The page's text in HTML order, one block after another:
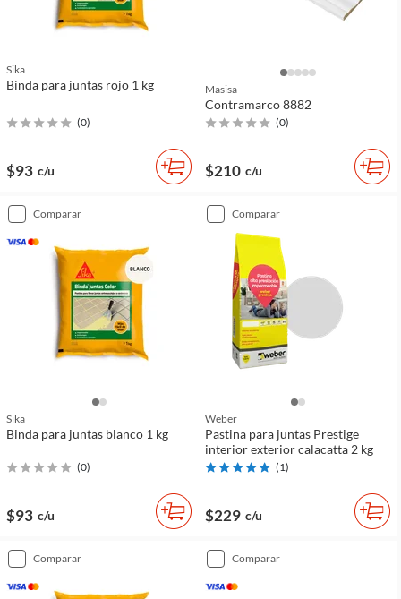
Sika
Binda para juntas rojo 1 kg
(0)
$93 c/u
Masisa
Contramarco 8882
(0)
$210 c/u
comparar
Sika
Binda para juntas blanco 1 kg
(0)
$93 c/u
comparar
Weber
Pastina para juntas Prestige
interior exterior calacatta 2 kg
(1)
$229 c/u
comparar comparar